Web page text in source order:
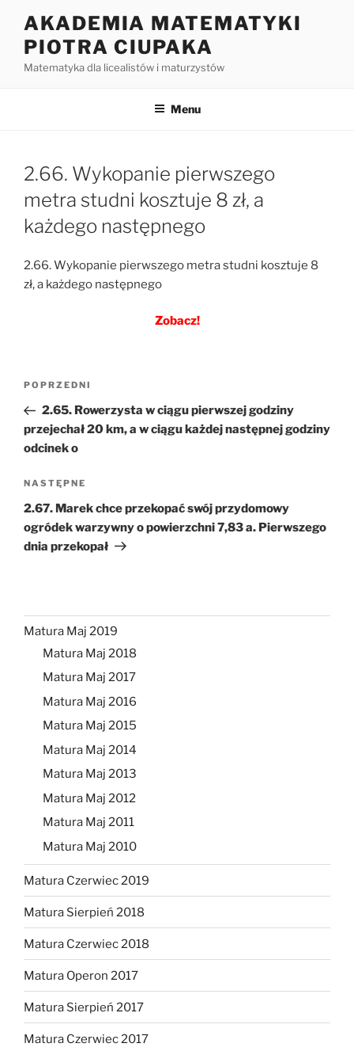
treści
AKADEMIA MATEMATYKI
PIOTRA CIUPAKA
Matematyka dla licealistów i maturzystów
Menu
2.66. Wykopanie pierwszego
metra studni kosztuje 8 zł, a
każdego następnego
2.66. Wykopanie pierwszego metra studni kosztuje 8
zł, a każdego następnego
Zobacz!
Nawigacja
Poprzedni
wpis
POPRZEDNI
2.65. Rowerzysta w ciągu pierwszej godziny
przejechał 20 km, a w ciągu każdej następnej godziny
odcinek o
Następny
wpis
NASTĘPNE
2.67. Marek chce przekopać swój przydomowy
ogródek warzywny o powierzchni 7,83 a. Pierwszego
dnia przekopał
Matura Maj 2019
Matura Maj 2018
Matura Maj 2017
Matura Maj 2016
Matura Maj 2015
Matura Maj 2014
Matura Maj 2013
Matura Maj 2012
Matura Maj 2011
Matura Maj 2010
Matura Czerwiec 2019
Matura Sierpień 2018
Matura Czerwiec 2018
Matura Operon 2017
Matura Sierpień 2017
Matura Czerwiec 2017